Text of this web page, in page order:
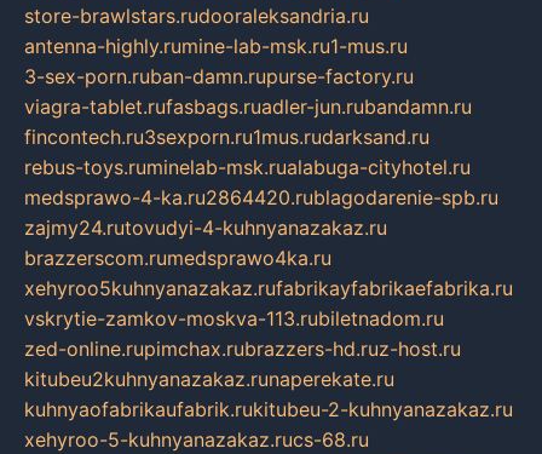
store-brawlstars.rudooraleksandria.ru
antenna-highly.rumine-lab-msk.ru1-mus.ru
3-sex-porn.ruban-damn.rupurse-factory.ru
viagra-tablet.rufasbags.ruadler-jun.rubandamn.ru
fincontech.ru3sexporn.ru1mus.rudarksand.ru
rebus-toys.ruminelab-msk.rualabuga-cityhotel.ru
medsprawo-4-ka.ru2864420.rublagodarenie-spb.ru
zajmy24.rutovudyi-4-kuhnyanazakaz.ru
brazzerscom.rumedsprawo4ka.ru
xehyroo5kuhnyanazakaz.rufabrikayfabrikaefabrika.ru
vskrytie-zamkov-moskva-113.rubiletnadom.ru
zed-online.rupimchax.rubrazzers-hd.ruz-host.ru
kitubeu2kuhnyanazakaz.runaperekate.ru
kuhnyaofabrikaufabrik.rukitubeu-2-kuhnyanazakaz.ru
xehyroo-5-kuhnyanazakaz.rucs-68.ru